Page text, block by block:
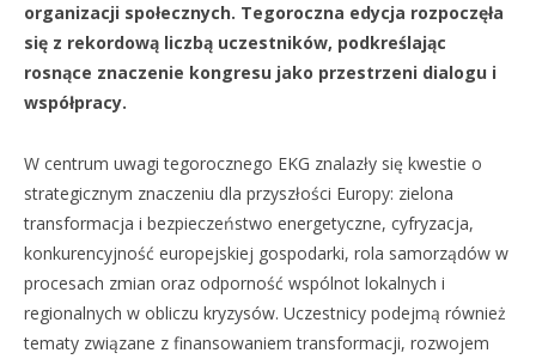
organizacji społecznych. Tegoroczna edycja rozpoczęła
się z rekordową liczbą uczestników, podkreślając
rosnące znaczenie kongresu jako przestrzeni dialogu i
współpracy.
W centrum uwagi tegorocznego EKG znalazły się kwestie o
strategicznym znaczeniu dla przyszłości Europy: zielona
transformacja i bezpieczeństwo energetyczne, cyfryzacja,
konkurencyjność europejskiej gospodarki, rola samorządów w
procesach zmian oraz odporność wspólnot lokalnych i
regionalnych w obliczu kryzysów. Uczestnicy podejmą również
tematy związane z finansowaniem transformacji, rozwojem